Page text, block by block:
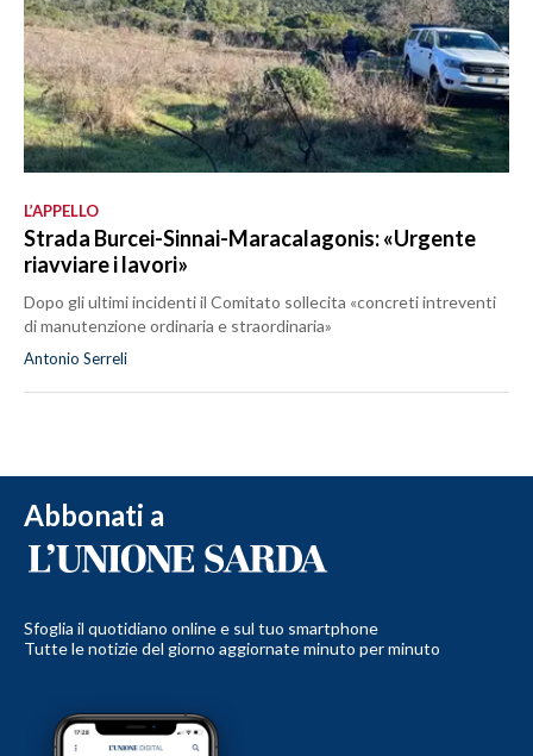
L’APPELLO
Strada Burcei-Sinnai-Maracalagonis: «Urgente
riavviare i lavori»
Dopo gli ultimi incidenti il Comitato sollecita «concreti intreventi
di manutenzione ordinaria e straordinaria»
Antonio Serreli
Abbonati a
Sfoglia il quotidiano online e sul tuo smartphone
Tutte le notizie del giorno aggiornate minuto per minuto